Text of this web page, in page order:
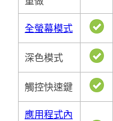
全螢幕模式
深色模式
觸控快速鍵
應用程式內